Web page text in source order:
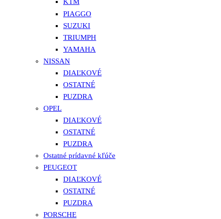
KTM
PIAGGO
SUZUKI
TRIUMPH
YAMAHA
NISSAN
DIAĽKOVÉ
OSTATNÉ
PUZDRA
OPEL
DIAĽKOVÉ
OSTATNÉ
PUZDRA
Ostatné prídavné kľúče
PEUGEOT
DIAĽKOVÉ
OSTATNÉ
PUZDRA
PORSCHE